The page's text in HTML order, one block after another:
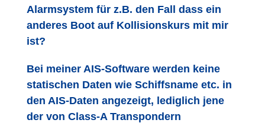
Alarmsystem für z.B. den Fall dass ein
anderes Boot auf Kollisionskurs mit mir
ist?
Bei meiner AIS-Software werden keine
statischen Daten wie Schiffsname etc. in
den AIS-Daten angezeigt, lediglich jene
der von Class-A Transpondern